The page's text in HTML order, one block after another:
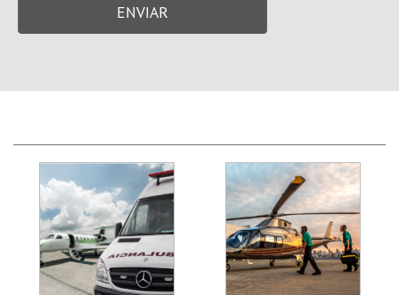
ENVIAR